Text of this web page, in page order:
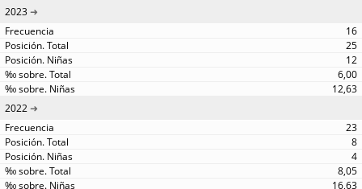
2023
16
25
12
6,00
12,63
2022
23
8
4
8,05
16,63